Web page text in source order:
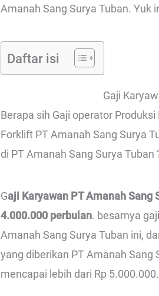
Amanah Sang Surya Tuban. Yuk
Daftar isi
Gaji
Berapa sih Gaji operator
Forklift PT Amanah Sang Surya
di PT Amanah Sang Surya
Gaji Karyawan PT Amanah Sang
4.000.000 perbulan. besarnya
Amanah Sang Surya Tuban ini,
yang diberikan PT Amanah Sang
mencapai lebih dari Rp 5.000.000.